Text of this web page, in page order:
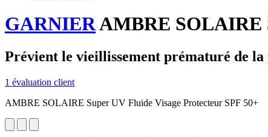
GARNIERAMBRE SOLAIRE
Prévient le vieillissement prématuré de la
1 évaluation client
AMBRE SOLAIRE Super UV Fluide Visage Protecteur SPF 50+